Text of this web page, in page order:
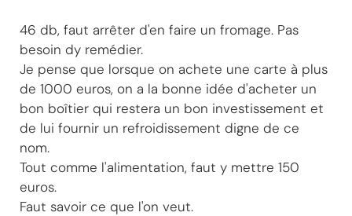
46 db, faut arrêter d'en faire un fromage. Pas
besoin dy remédier.
Je pense que lorsque on achete une carte à plus
de 1000 euros, on a la bonne idée d'acheter un
bon boîtier qui restera un bon investissement et
de lui fournir un refroidissement digne de ce
nom.
Tout comme l'alimentation, faut y mettre 150
euros.
Faut savoir ce que l'on veut.